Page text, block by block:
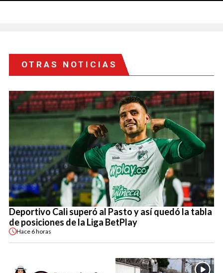
OTRAS NOTICIAS
Deportivo Cali superó al Pasto y así quedó la tabla
de posiciones de la Liga BetPlay
Hace 6 horas